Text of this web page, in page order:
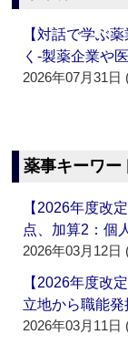
【対話で学ぶ
く‐製薬企業や
2026年07月31日
薬事キーワー
【2026年度改
点、加算2：個
2026年03月12日
【2026年度改
立地から職能発
2026年03月11日